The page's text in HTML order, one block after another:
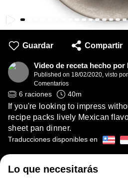
Guardar Compartir
Video de receta hecho por
Published on 18/02/2020, visto
Comentarios
6 raciones 40m
If you're looking to impress
recipe packs lively Mexican
sheet pan dinner.
Traducciones disponibles en
Lo que necesitarás